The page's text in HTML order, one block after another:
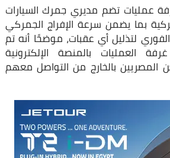
عمليات تضم مديري جمرك السيارات
بما يضمن سرعة الإفراج الجمركي
لتذليل أي عقبات، موضحًا أنه تم
العمليات بالمنصة الإلكترونية
المصريين بالخارج من التواصل معهم